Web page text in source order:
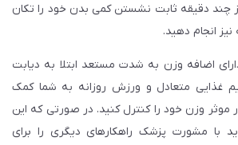
چند دقیقه ثابت نشستن کمی بدن خود را تکان
انجام دهید.
اضافه وزن به شدت مستعد ابتلا به دیابت
غذایی متعادل و ورزش روزانه به شما کمک
موثر وزن خود را کنترل کنید. در صورتی که این
با مشورت پزشک راهکارهای دیگری را برای